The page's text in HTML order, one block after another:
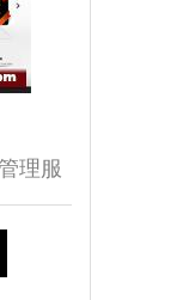
理服